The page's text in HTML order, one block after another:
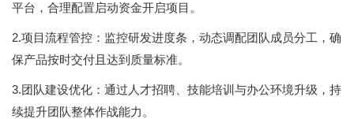
平台，合理配置启动资金开启项目。
2.项目流程管控：监控研发进度条，动态调配团队成员分工，确
保产品按时交付且达到质量标准。
3.团队建设优化：通过人才招聘、技能培训与办公环境升级，持
续提升团队整体作战能力。